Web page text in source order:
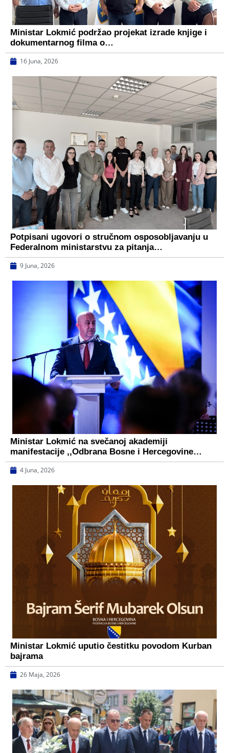
Ministar Lokmić podržao projekat izrade knjige i
dokumentarnog filma o…
16 Juna, 2026
Potpisani ugovori o stručnom osposobljavanju u
Federalnom ministarstvu za pitanja…
9 Juna, 2026
Ministar Lokmić na svečanoj akademiji
manifestacije ,,Odbrana Bosne i Hercegovine…
4 Juna, 2026
Ministar Lokmić uputio čestitku povodom Kurban
bajrama
26 Maja, 2026